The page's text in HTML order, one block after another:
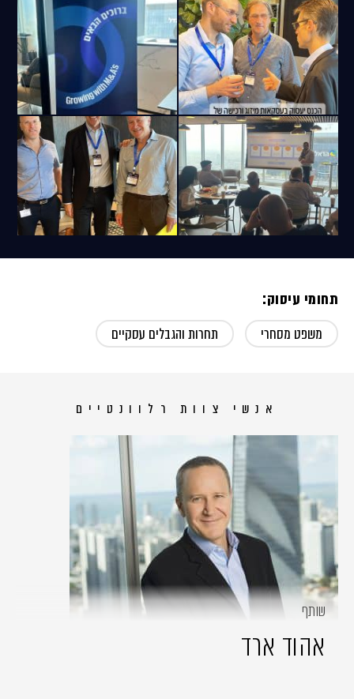
תחומי עיסוק:
משפט מסחרי
תחרות והגבלים עסקיים
אנשי צוות רלוונטיים
שותף
אהוד ארד